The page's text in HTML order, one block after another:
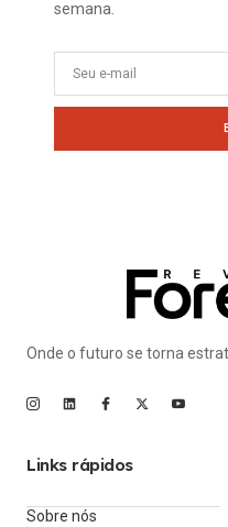
semana.
Onde o futuro se torna
Links rápidos
Sobre nós